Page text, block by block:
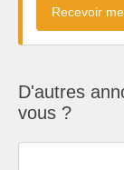
Recevoir
D'autres
vous ?